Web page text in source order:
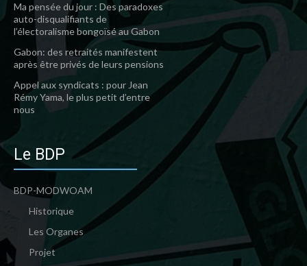
Ma pensée du jour : Des paradoxes
auto-disqualifiants de
l’électoralisme bongoïsé au Gabon
Gabon: des retraités manifestent
après être privés de leurs pensions
Appel aux syndicats : pour Jean
Rémy Yama, le plus petit d’entre
nous
Le BDP
BDP-MODWOAM
Historique
Les Organes
Projet